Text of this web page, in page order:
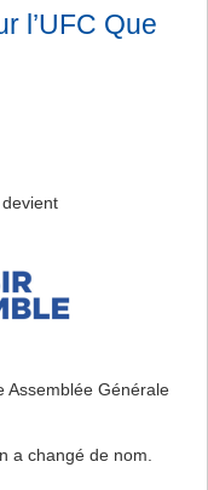
l’UFC Que
Assemblée Générale
a changé de nom.